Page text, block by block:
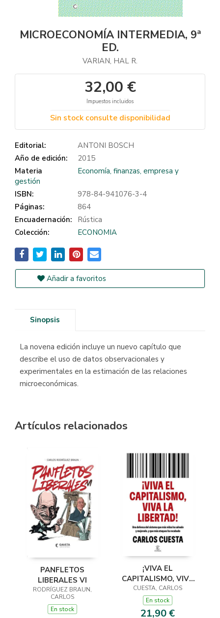
MICROECONOMÍA INTERMEDIA, 9ª
ED.
VARIAN, HAL R.
32,00 €
Impuestos incluidos
Sin stock consulte disponibilidad
Editorial:
ANTONI BOSCH
Año de edición:
2015
Materia
Economía, finanzas, empresa y
gestión
ISBN:
978-84-941076-3-4
Páginas:
864
Encuadernación:
Rústica
Colección:
ECONOMIA
Añadir a favoritos
Sinopsis
La novena edición incluye un nuevo capítulo que
describe el uso de datos observacionales y
experimentales en la estimación de las relaciones
microeconómicas.
Artículos relacionados
PANFLETOS
LIBERALES VI
RODRÍGUEZ BRAUN,
CARLOS
En stock
¡VIVA EL
CAPITALISMO, VIVA
LA LIBERTAD!
CUESTA, CARLOS
En stock
21,90 €